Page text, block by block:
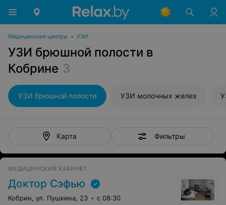
Медицинские центры • УЗИ
УЗИ брюшной полости в
Кобрине 3
УЗИ брюшной полости УЗИ молочных желез
Карта Фильтры
МЕДИЦИНСКИЙ КАБИНЕТ
Доктор Сэфью
Кобрин, ул. Пушкина, 23 с 08:30